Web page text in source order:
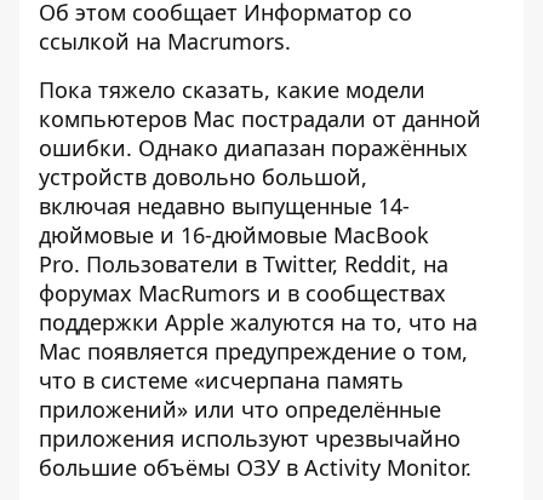
Об этом сообщает Информатор со
ссылкой на Macrumors.
Пока тяжело сказать, какие модели
компьютеров Mac пострадали от данной
ошибки. Однако диапазан поражённых
устройств довольно большой,
включая недавно выпущенные 14-
дюймовые и 16-дюймовые MacBook
Pro. Пользователи в Twitter, Reddit, на
форумах MacRumors и в сообществах
поддержки Apple жалуются на то, что на
Mac появляется предупреждение о том,
что в системе «исчерпана память
приложений» или что определённые
приложения используют чрезвычайно
большие объёмы ОЗУ в Activity Monitor.